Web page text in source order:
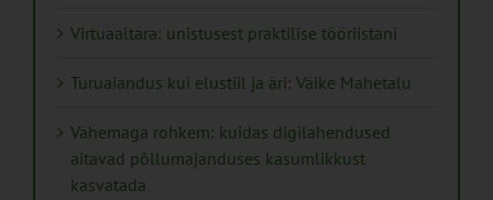
Virtuaaltara: unistusest praktilise tööriistani
Turuaiandus kui elustiil ja äri: Väike Mahetalu
Vähemaga rohkem: kuidas digilahendused
aitavad põllumajanduses kasumlikkust
kasvatada